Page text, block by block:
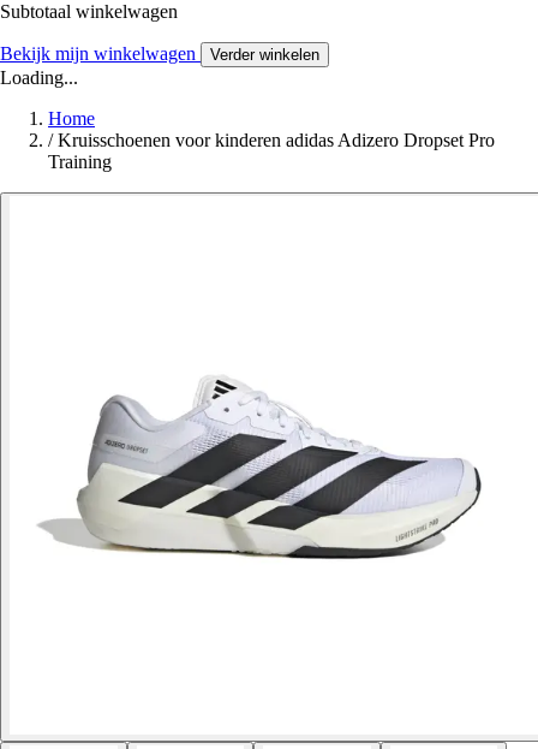
Subtotaal winkelwagen
Bekijk mijn winkelwagen Verder winkelen
Loading...
Home
/ Kruisschoenen voor kinderen adidas Adizero Dropset Pro
Training